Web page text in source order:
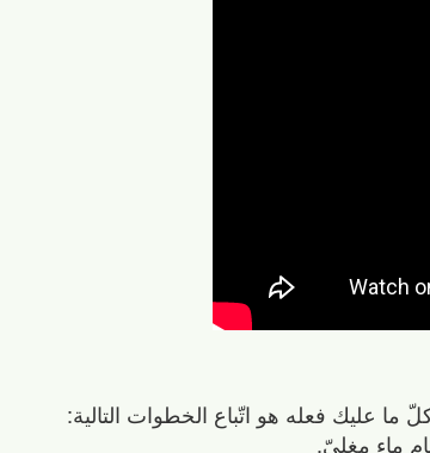
عليك فعله هو اتّباع الخطوات التالية: